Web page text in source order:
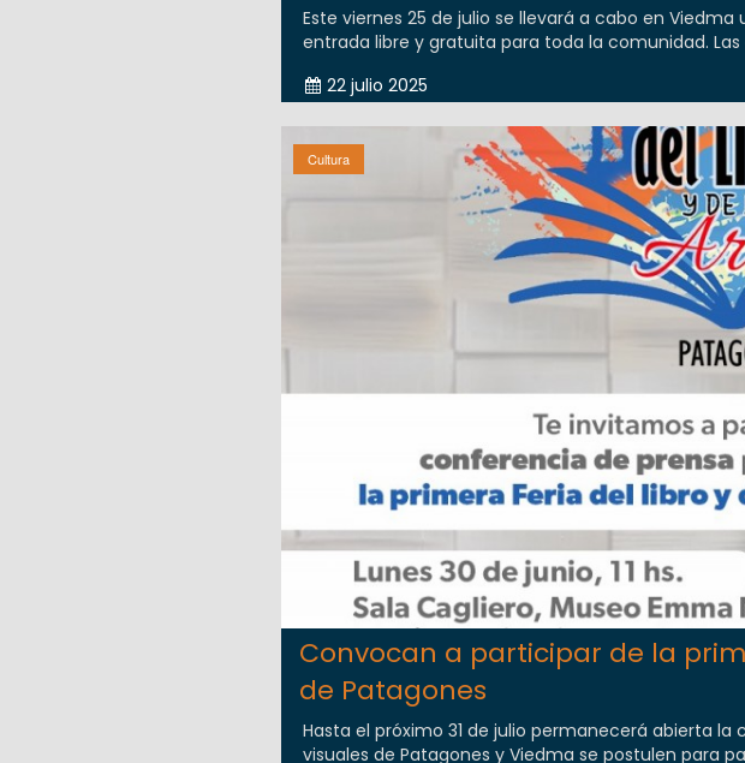
Este viernes 25 de julio se llevará a cabo en
entrada libre y gratuita para toda la comunidad. Las
22 julio 2025
Cultura
Convocan a participar de la
de Patagones
Hasta el próximo 31 de julio permanecerá abierta
visuales de Patagones y Viedma se postulen para